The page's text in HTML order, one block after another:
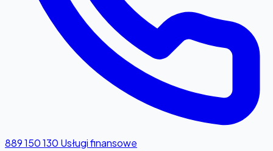
889 150 130 Usługi finansowe